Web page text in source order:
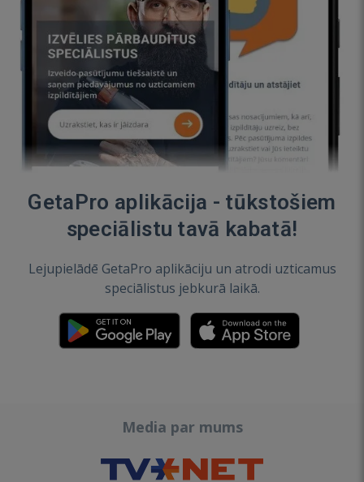
GetaPro aplikācija - tūkstošiem
speciālistu tavā kabatā!
Lejupielādē GetaPro aplikāciju un atrodi uzticamus
speciālistus jebkurā laikā.
Media par mums